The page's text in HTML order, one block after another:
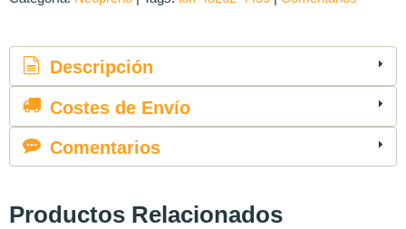
Descripción
Costes de Envío
Comentarios
Productos Relacionados